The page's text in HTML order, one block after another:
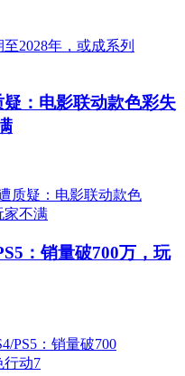
：电影联动款色彩失
：销量破700万，玩